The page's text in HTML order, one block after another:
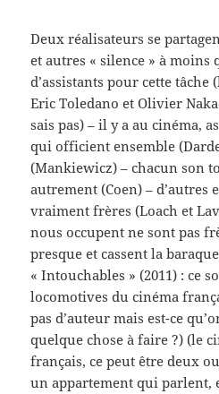
Deux réalisateurs se
et autres « silence » à moins
d’assistants pour cette tâche
Eric Toledano et Olivier
sais pas) – il y a au cinéma,
qui officient ensemble
(Mankiewicz) – chacun son
autrement (Coen) – d’autres
vraiment frères (Loach et
nous occupent ne sont pas
presque et cassent la
« Intouchables » (2011) : ce
locomotives du cinéma
pas d’auteur mais est-ce
quelque chose à faire ?) (le
français, ce peut être deux
un appartement qui parlent,